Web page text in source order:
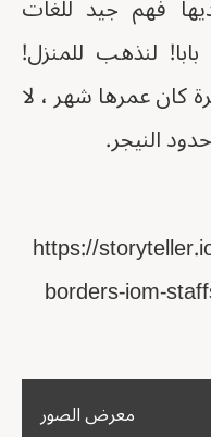
فهم جيد للغات
لنذهب للمنزل!
كان عمرها شهر ، لا
النيجر.
https://
borders-iom-
معرض الصور